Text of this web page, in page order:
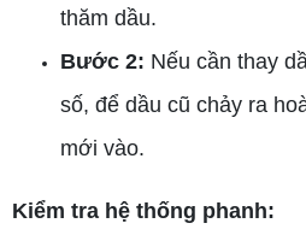
thăm dầu.
Bước 2: Nếu cần thay
số, để dầu cũ chảy ra
mới vào.
Kiểm tra hệ thống phanh: